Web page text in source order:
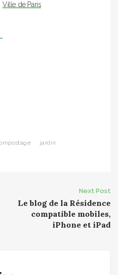
Ville de Paris
jardin
Next Post
Le blog de la Résidence
compatible mobiles,
iPhone et iPad